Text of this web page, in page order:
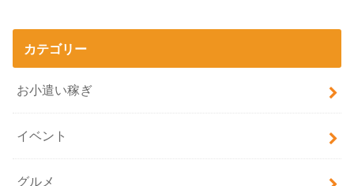
カテゴリー
お小遣い稼ぎ
イベント
グルメ